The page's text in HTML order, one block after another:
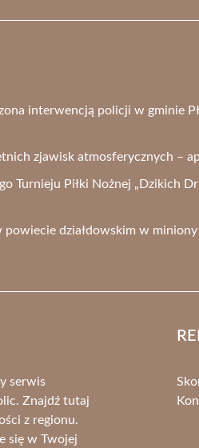
interwencją policji w gminie
zjawisk atmosferycznych –
Turnieju Piłki Nożnej „Dzikich
działdowskim w miniony
serwis
Znajdź tutaj
z regionu.
się w Twojej